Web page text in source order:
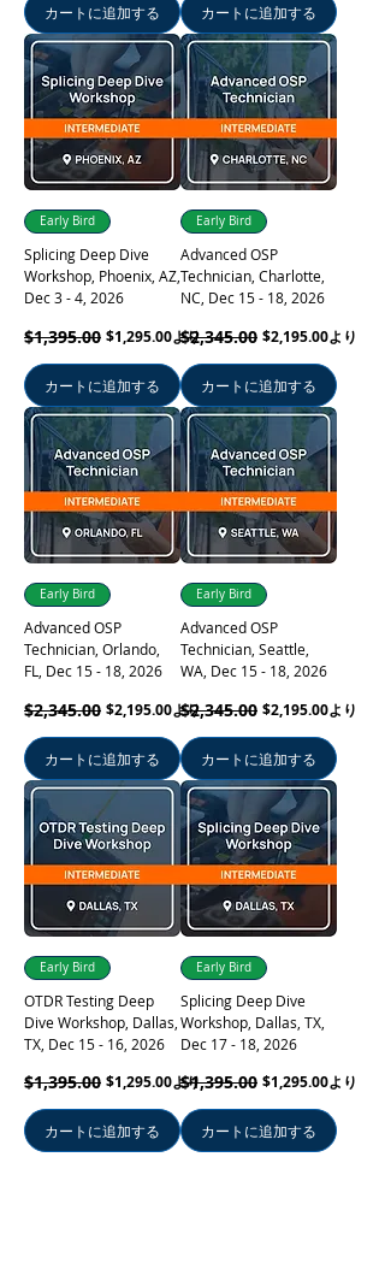
カートに追加する カートに追加する
Early Bird
Splicing Deep Dive
Workshop, Phoenix, AZ,
Dec 3 - 4, 2026
通常価格
$1,395.00 $1,295.00より
セール価格
カートに追加する
Early Bird
Advanced OSP
Technician, Charlotte,
NC, Dec 15 - 18, 2026
通常価格
$2,345.00 $2,195.00より
セール価格
カートに追加する
Early Bird
Advanced OSP
Technician, Orlando,
FL, Dec 15 - 18, 2026
通常価格
$2,345.00 $2,195.00より
セール価格
カートに追加する
Early Bird
Advanced OSP
Technician, Seattle,
WA, Dec 15 - 18, 2026
通常価格
$2,345.00 $2,195.00より
セール価格
カートに追加する
Early Bird
OTDR Testing Deep
Dive Workshop, Dallas,
TX, Dec 15 - 16, 2026
通常価格
$1,395.00 $1,295.00より
セール価格
カートに追加する
Early Bird
Splicing Deep Dive
Workshop, Dallas, TX,
Dec 17 - 18, 2026
通常価格
$1,395.00 $1,295.00より
セール価格
カートに追加する